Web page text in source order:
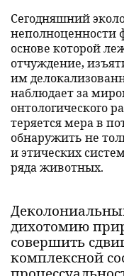
Сегодняшний
неполноценности
основе которой
отчуждение,
им
наблюдает за
онтологического
теряется мера в
обнаружить не
и этических
ряда животных.
дихотомию
совершить
комплексной